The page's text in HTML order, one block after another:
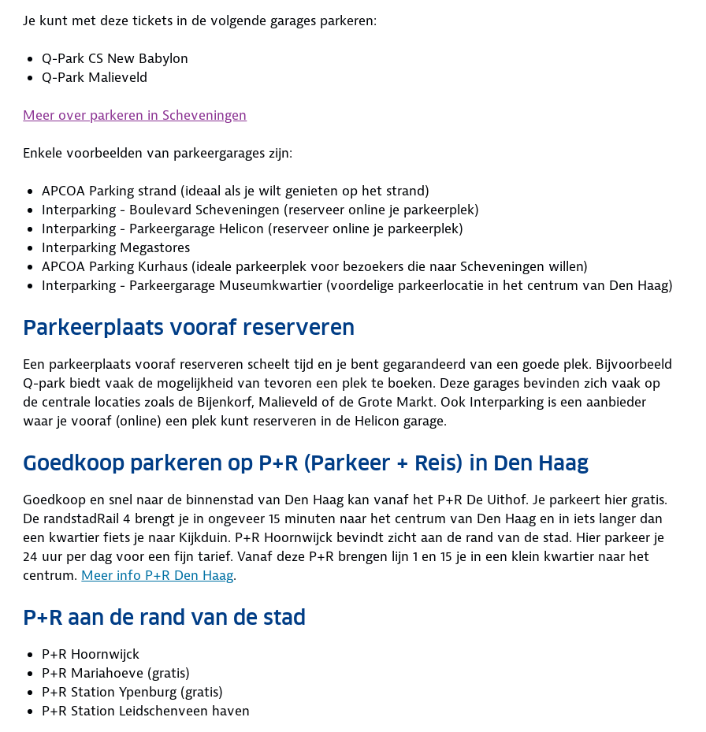
Je kunt met deze tickets in de volgende garages parkeren:
Q-Park CS New Babylon
Q-Park Malieveld
Meer over parkeren in Scheveningen
Enkele voorbeelden van parkeergarages zijn:
APCOA Parking strand (ideaal als je wilt genieten op het strand)
Interparking - Boulevard Scheveningen (reserveer online je parkeerplek)
Interparking - Parkeergarage Helicon (reserveer online je parkeerplek)
Interparking Megastores
APCOA Parking Kurhaus (ideale parkeerplek voor bezoekers die naar Scheveningen willen)
Interparking - Parkeergarage Museumkwartier (voordelige parkeerlocatie in het centrum van Den Haag)
Parkeerplaats vooraf reserveren
Een parkeerplaats vooraf reserveren scheelt tijd en je bent gegarandeerd van een goede plek. Bijvoorbeeld
Q-park biedt vaak de mogelijkheid van tevoren een plek te boeken. Deze garages bevinden zich vaak op
de centrale locaties zoals de Bijenkorf, Malieveld of de Grote Markt. Ook Interparking is een aanbieder
waar je vooraf (online) een plek kunt reserveren in de Helicon garage.
Goedkoop parkeren op P+R (Parkeer + Reis) in Den Haag
Goedkoop en snel naar de binnenstad van Den Haag kan vanaf het P+R De Uithof. Je parkeert hier gratis.
De randstadRail 4 brengt je in ongeveer 15 minuten naar het centrum van Den Haag en in iets langer dan
een kwartier fiets je naar Kijkduin. P+R Hoornwijck bevindt zicht aan de rand van de stad. Hier parkeer je
24 uur per dag voor een fijn tarief. Vanaf deze P+R brengen lijn 1 en 15 je in een klein kwartier naar het
centrum. Meer info P+R Den Haag.
P+R aan de rand van de stad
P+R Hoornwijck
P+R Mariahoeve (gratis)
P+R Station Ypenburg (gratis)
P+R Station Leidschenveen haven